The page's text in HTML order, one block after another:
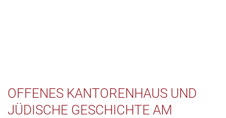
OFFENES KANTORENHAUS UND
JÜDISCHE GESCHICHTE AM